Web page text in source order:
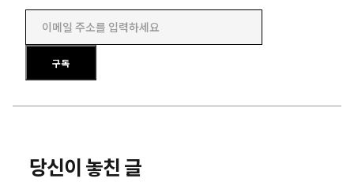
이메일 주소를 입력하세요
구독
당신이 놓친 글